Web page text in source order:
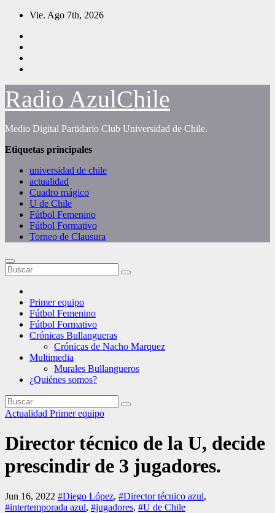
Saltar
contenido
Vie. Ago 7th, 2026
Radio AzulChile
Medio Digital Partidario Club Universidad de Chile.
Etiquetas principales
universidad de chile
actualidad
Cuadro mágico
U de Chile
Fútbol Femenino
Fútbol Formativo
Torneo de Clausura
Primer equipo
Fútbol Femenino
Fútbol Formativo
Crónicas Bullangueras
Crónicas de Nacho Marquez
Multimedia
Murales Bullangueros
¿Quiénes somos?
Actualidad Primer equipo
Director técnico de la U, decide
prescindir de 3 jugadores.
Jun 16, 2022 #Diego López, #Director técnico azul,
#intertemporada azul, #jugadores, #U de Chile